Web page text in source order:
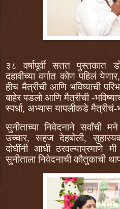
३८ वर्षापूर्वी सतत पुस्तकात
दहावीच्या वर्गात कोण पहिलं
हीच मैत्रीची आणि भविष्याची
बाहेर पडलो आणि मैत्रीची -
स्पर्धा, अभ्यास यापलीकडे
सुनीताच्या निवेदनाने सर्वांची
उच्चार, सहज देहबोली,
दोघींनी आधी ठरवल्याप्रमाणे
सुनीताला निवेदनाची कौतुकाची